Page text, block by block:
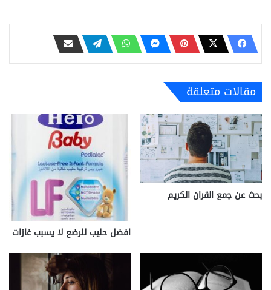
مقالات متعلقة
بحث عن جمع القران الكريم
افضل حليب للرضع لا يسبب غازات